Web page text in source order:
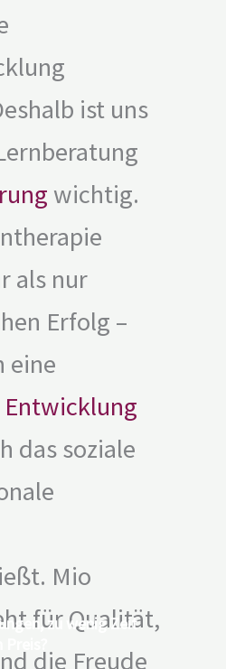
ist uns
wichtig.
als nur
Erfolg –
eine
Entwicklung
das soziale
Mio
für Qualität,
die Freude
zu wenig Zeit